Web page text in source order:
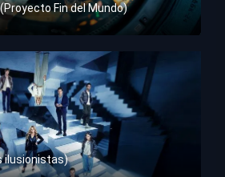
Fin del Mundo)
ilusionistas)